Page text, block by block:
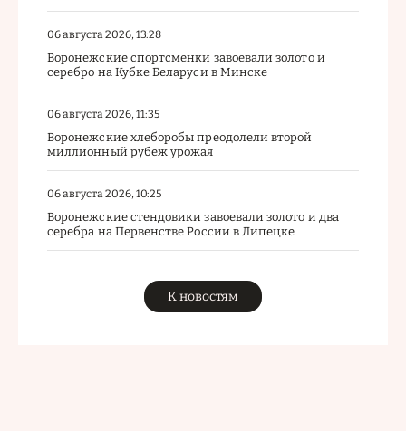
06 августа 2026, 13:28
Воронежские спортсменки завоевали золото и
серебро на Кубке Беларуси в Минске
06 августа 2026, 11:35
Воронежские хлеборобы преодолели второй
миллионный рубеж урожая
06 августа 2026, 10:25
Воронежские стендовики завоевали золото и два
серебра на Первенстве России в Липецке
К новостям